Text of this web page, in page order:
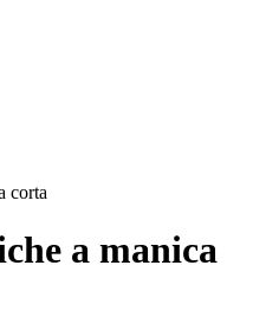
corta
a manica